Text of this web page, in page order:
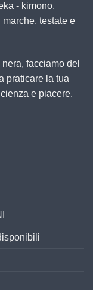
- kimono,
testate e
facciamo del
praticare la tua
e piacere.